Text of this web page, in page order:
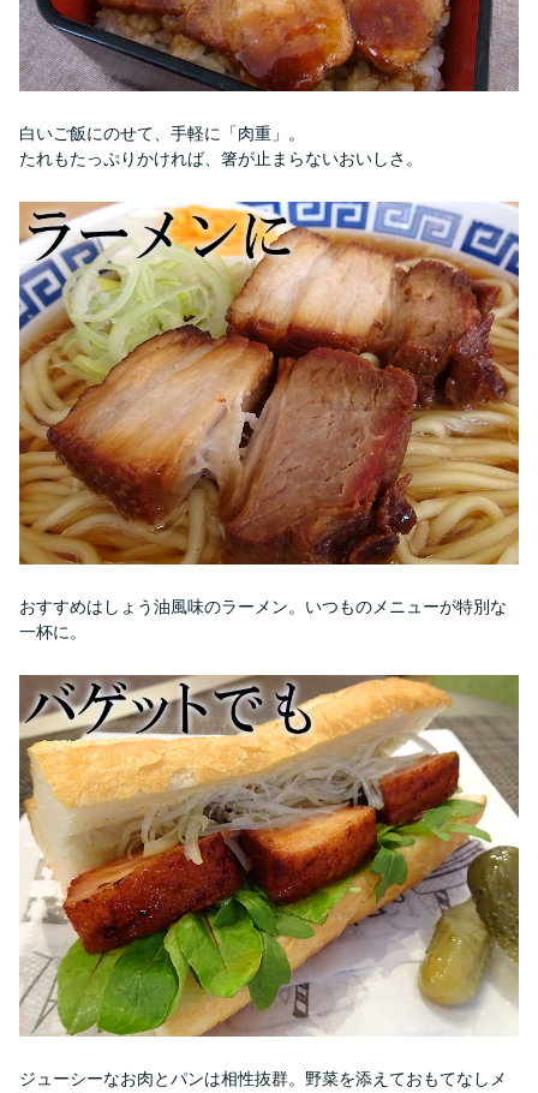
白いご飯にのせて、手軽に「肉重」。
たれもたっぷりかければ、箸が止まらないおいしさ。
おすすめはしょう油風味のラーメン。いつものメニューが特別な
一杯に。
ジューシーなお肉とパンは相性抜群。野菜を添えておもてなしメ